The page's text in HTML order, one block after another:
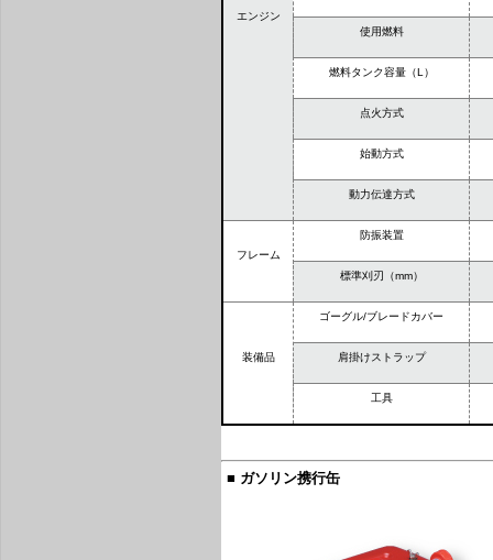
エンジン
使用燃料
燃料タンク容量（L）
点火方式
始動方式
動力伝達方式
フレーム
防振装置
標準刈刃（mm）
装備品
ゴーグル/ブレードカバー
肩掛けストラップ
工具
■ ガソリン携行缶